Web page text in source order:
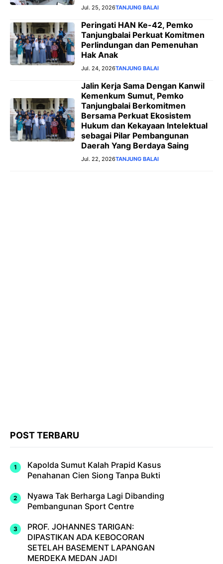
Jul. 25, 2026TANJUNG BALAI
Peringati HAN Ke-42, Pemko
Tanjungbalai Perkuat Komitmen
Perlindungan dan Pemenuhan
Hak Anak
Jul. 24, 2026TANJUNG BALAI
Jalin Kerja Sama Dengan Kanwil
Kemenkum Sumut, Pemko
Tanjungbalai Berkomitmen
Bersama Perkuat Ekosistem
Hukum dan Kekayaan Intelektual
sebagai Pilar Pembangunan
Daerah Yang Berdaya Saing
Jul. 22, 2026TANJUNG BALAI
POST TERBARU
Kapolda Sumut Kalah Prapid Kasus
Penahanan Cien Siong Tanpa Bukti
Nyawa Tak Berharga Lagi Dibanding
Pembangunan Sport Centre
PROF. JOHANNES TARIGAN:
DIPASTIKAN ADA KEBOCORAN
SETELAH BASEMENT LAPANGAN
MERDEKA MEDAN JADI